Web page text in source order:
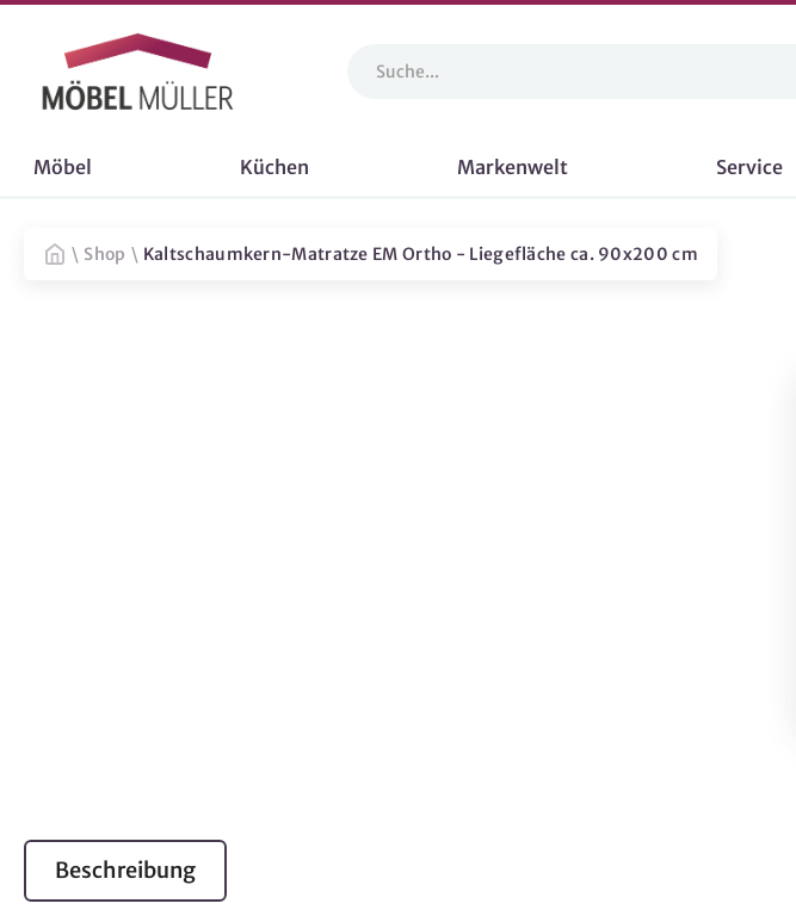
Möbel Küchen Markenwelt Service
\ Shop \ Kaltschaumkern-Matratze EM Ortho - Liegefläche ca. 90x200 cm
Beschreibung